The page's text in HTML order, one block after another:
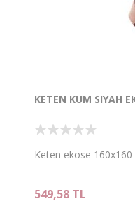
KETEN KUM SIYAH
Keten ekose
549,58 TL